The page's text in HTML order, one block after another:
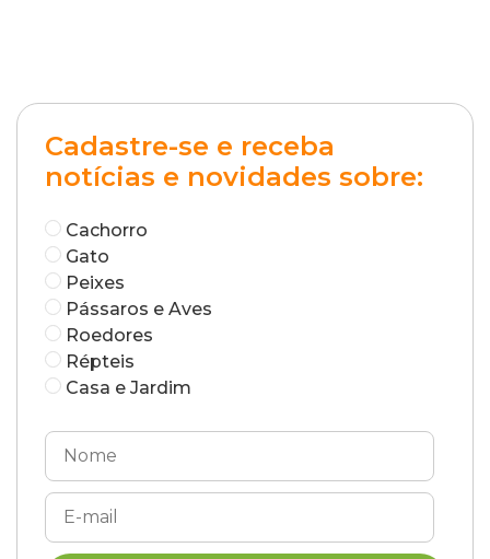
Cadastre-se e receba
notícias e novidades sobre:
Cachorro
Gato
Peixes
Pássaros e Aves
Roedores
Répteis
Casa e Jardim